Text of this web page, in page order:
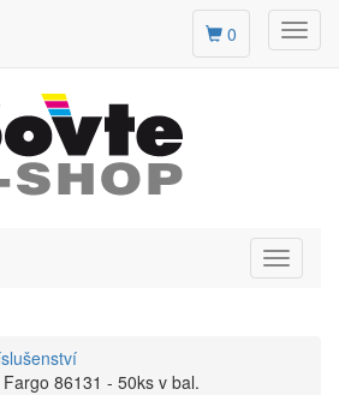
0
Toggle
86131 - 50ks v bal.